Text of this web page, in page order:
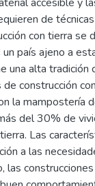
de
con tierra se
país ajeno a
una alta tradición
construcción
la mampostería
del 30% de
Las
a las
las